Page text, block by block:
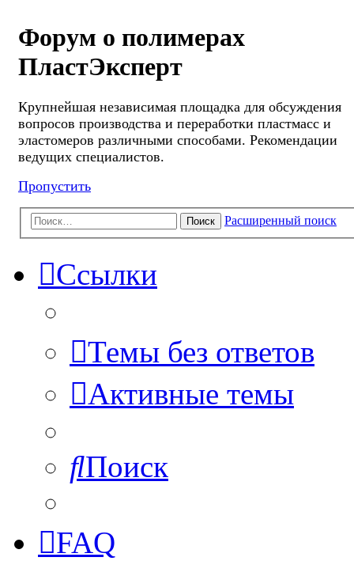
Форум о полимерах
ПластЭксперт
Крупнейшая независимая площадка для обсуждения
вопросов производства и переработки пластмасс и
эластомеров различными способами. Рекомендации
ведущих специалистов.
Пропустить
Поиск Расширенный поиск
Ссылки
Темы без ответов
Активные темы
Поиск
FAQ